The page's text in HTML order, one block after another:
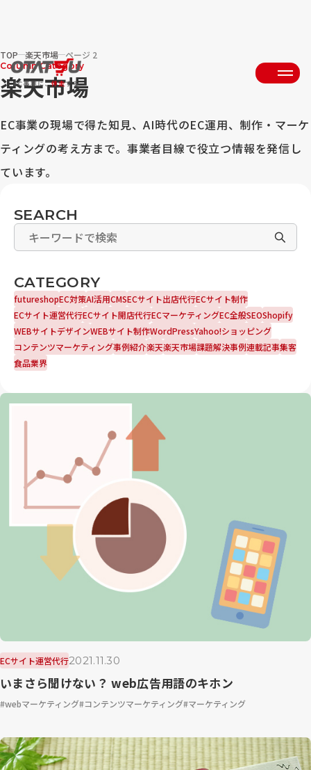
TOP 楽天市場 ページ 2
Column Category
楽天市場
EC事業の現場で得た知見、AI時代のEC運用、制作・マーケ
ティングの考え方まで。事業者目線で役立つ情報を発信し
ています。
SEARCH
CATEGORY
futureshopEC対策AI活用CMSECサイト出店代行ECサイト制作
ECサイト運営代行ECサイト開店代行ECマーケティングEC全般SEOShopify
WEBサイトデザインWEBサイト制作WordPressYahoo!ショッピング
コンテンツマーケティング事例紹介楽天楽天市場課題解決事例連載記事集客
食品業界
ECサイト運営代行2021.11.30
いまさら聞けない？ web広告用語のキホン
webマーケティング コンテンツマーケティング マーケティング